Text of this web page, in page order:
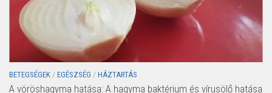
BETEGSÉGEK / EGÉSZSÉG / HÁZTARTÁS
A vöröshagyma hatása: A hagyma baktérium és vírusölő hatása